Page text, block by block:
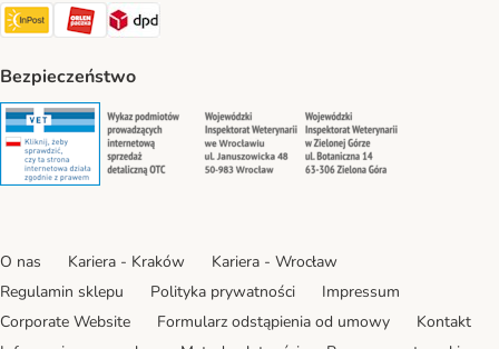
Paczkomat® Shipping Method
ORLEN Paczka Shipping Method
DPD Shipping Method
Bezpieczeństwo
Security Security Security
O nas Kariera - Kraków
Kariera - Wrocław
Regulamin sklepu
Polityka prywatności
Impressum
Corporate Website
Formularz odstąpienia od umowy
Kontakt